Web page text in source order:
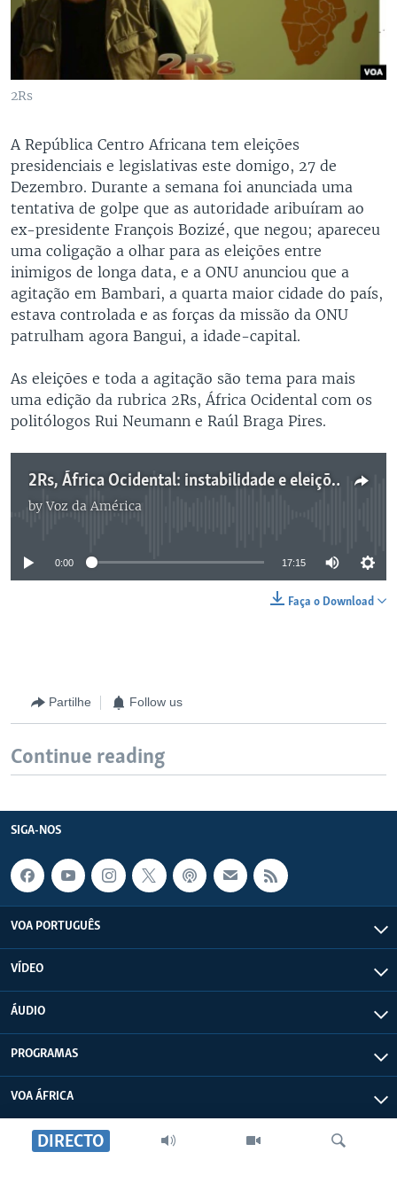
DIRECTO
2Rs
A República Centro Africana tem eleiçōes
presidenciais e legislativas este domigo, 27 de
Dezembro. Durante a semana foi anunciada uma
tentativa de golpe que as autoridade aribuíram ao
ex-presidente François Bozizé, que negou; apareceu
uma coligação a olhar para as eleiçōes entre
inimigos de longa data, e a ONU anunciou que a
agitação em Bambari, a quarta maior cidade do país,
estava controlada e as forças da missão da ONU
patrulham agora Bangui, a idade-capital.
As eleiçōes e toda a agitação são tema para mais
uma edição da rubrica 2Rs, África Ocidental com os
politólogos Rui Neumann e Raúl Braga Pires.
2Rs, África Ocidental: instabilidade e eleiçōes na RCA
byVoz da América
No media source currently available
0:00 17:15
Faça o Download
Partilhe Follow us
Continue reading
SIGA-NOS
VOA PORTUGUÊS
VÍDEO
ÁUDIO
PROGRAMAS
VOA ÁFRICA
SOBRE NÓS